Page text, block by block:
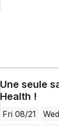
Une seule
Health !
Fri 08/21